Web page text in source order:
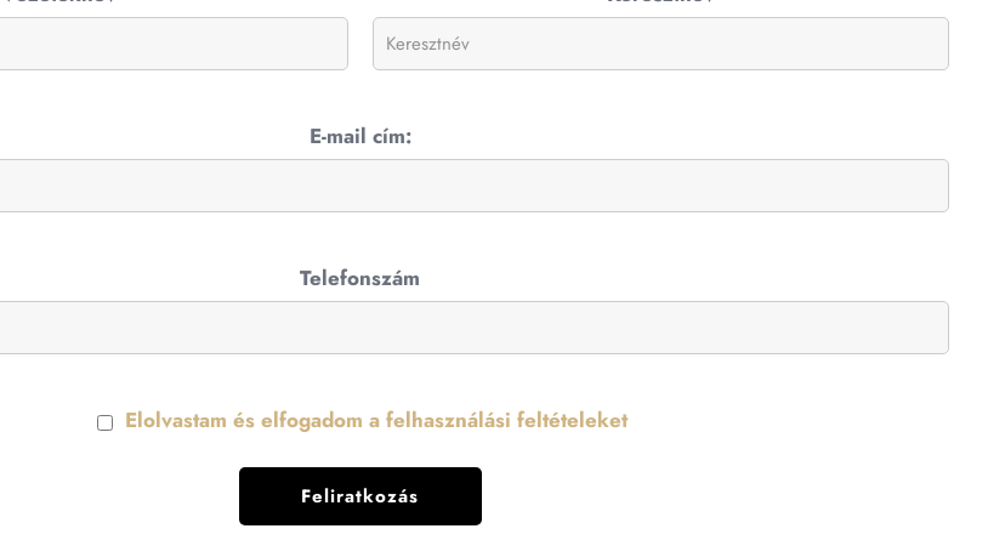
E-mail cím:
Telefonszám
Elolvastam és elfogadom a felhasználási feltételeket